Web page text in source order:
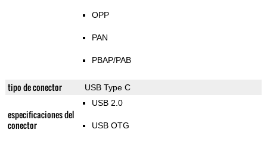
OPP
PAN
PBAP/PAB
tipo de conector USB Type C
especificaciones del
conector
USB 2.0
USB OTG